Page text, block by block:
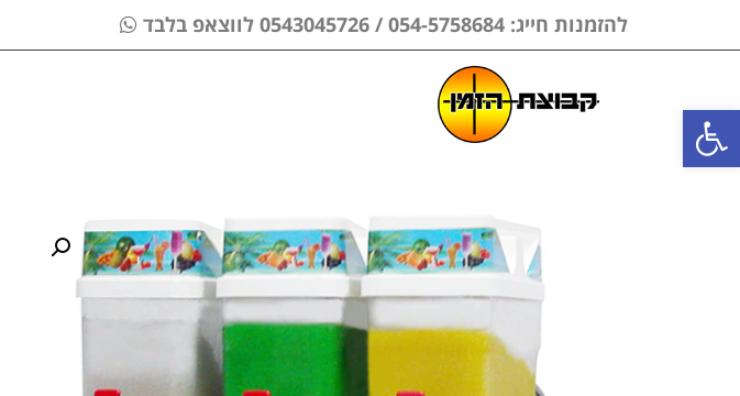
פתח סרגל נגישות
להזמנות חייג: 054-5758684 / 0543045726 לווצאפ בלבד